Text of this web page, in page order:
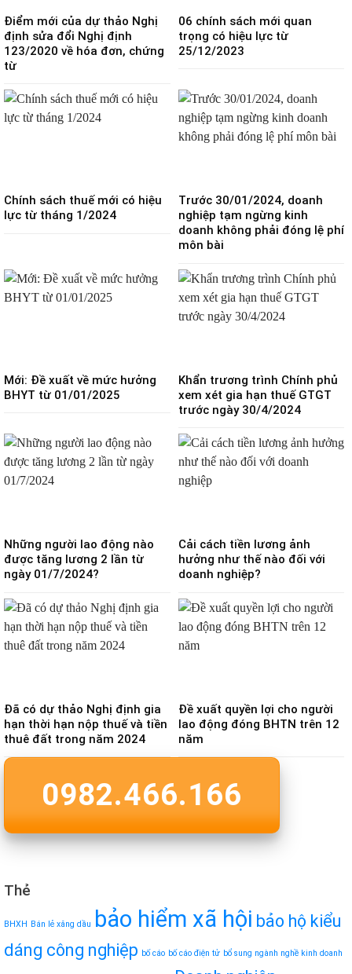
Điểm mới của dự thảo Nghị
định sửa đổi Nghị định
123/2020 về hóa đơn, chứng
từ
06 chính sách mới quan
trọng có hiệu lực từ
25/12/2023
Chính sách thuế mới có hiệu
lực từ tháng 1/2024
Trước 30/01/2024, doanh
nghiệp tạm ngừng kinh
doanh không phải đóng lệ phí
môn bài
Mới: Đề xuất về mức hưởng
BHYT từ 01/01/2025
Khẩn trương trình Chính phủ
xem xét gia hạn thuế GTGT
trước ngày 30/4/2024
Những người lao động nào
được tăng lương 2 lần từ
ngày 01/7/2024?
Cải cách tiền lương ảnh
hưởng như thế nào đối với
doanh nghiệp?
Đã có dự thảo Nghị định gia
hạn thời hạn nộp thuế và tiền
thuê đất trong năm 2024
Đề xuất quyền lợi cho người
lao động đóng BHTN trên 12
năm
0982.466.166
Thẻ
BHXH Bán lẻ xăng dầu bảo hiểm xã hội bảo hộ kiểu
dáng công nghiệp bố cáo bố cáo điện tử bổ sung ngành nghề kinh doanh